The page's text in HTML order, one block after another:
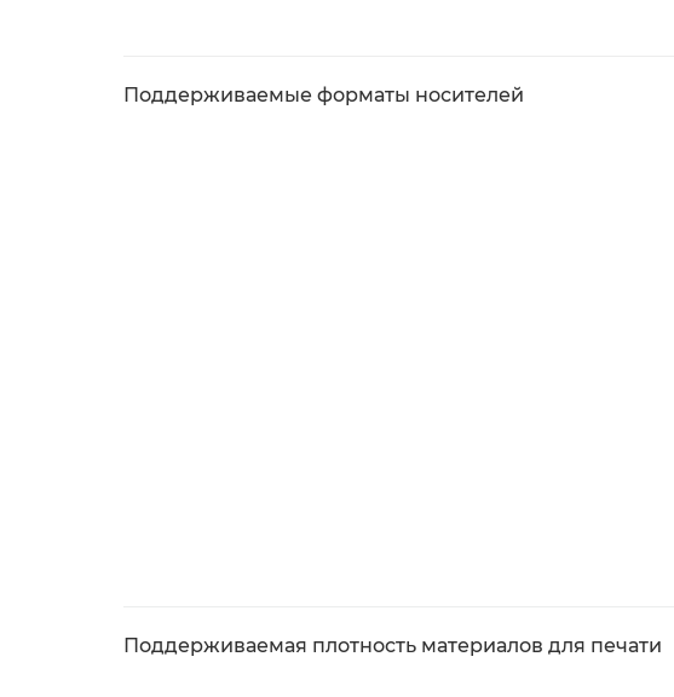
Поддерживаемые форматы носителей
Поддерживаемая плотность материалов для печати